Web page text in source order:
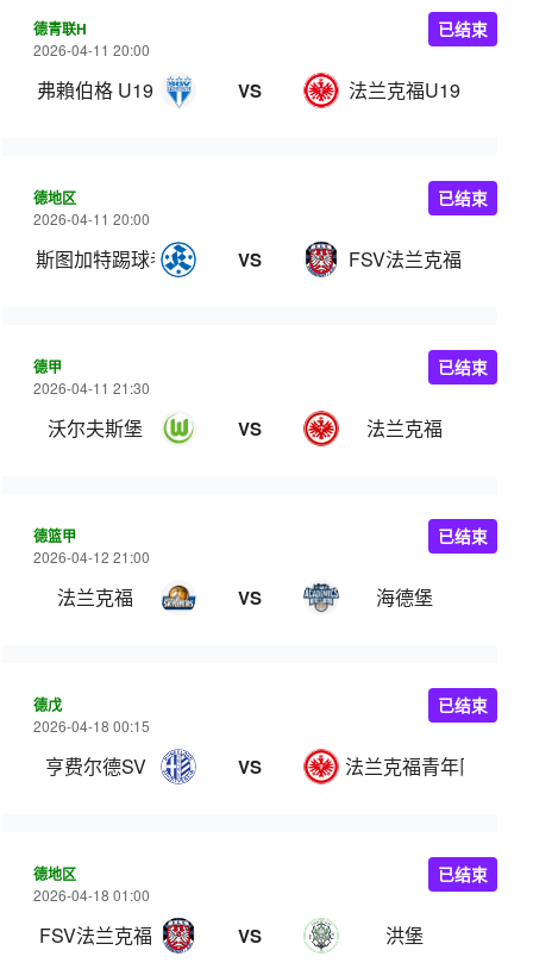
德青联H
2026-04-11 20:00
弗賴伯格 U19 VS 法兰克福U19
已结束
德地区
2026-04-11 20:00
斯图加特踢球者 VS FSV法兰克福
已结束
德甲
2026-04-11 21:30
沃尔夫斯堡 VS 法兰克福
已结束
德篮甲
2026-04-12 21:00
法兰克福 VS 海德堡
已结束
德戊
2026-04-18 00:15
亨费尔德SV VS 法兰克福青年队
已结束
德地区
2026-04-18 01:00
FSV法兰克福 VS 洪堡
已结束